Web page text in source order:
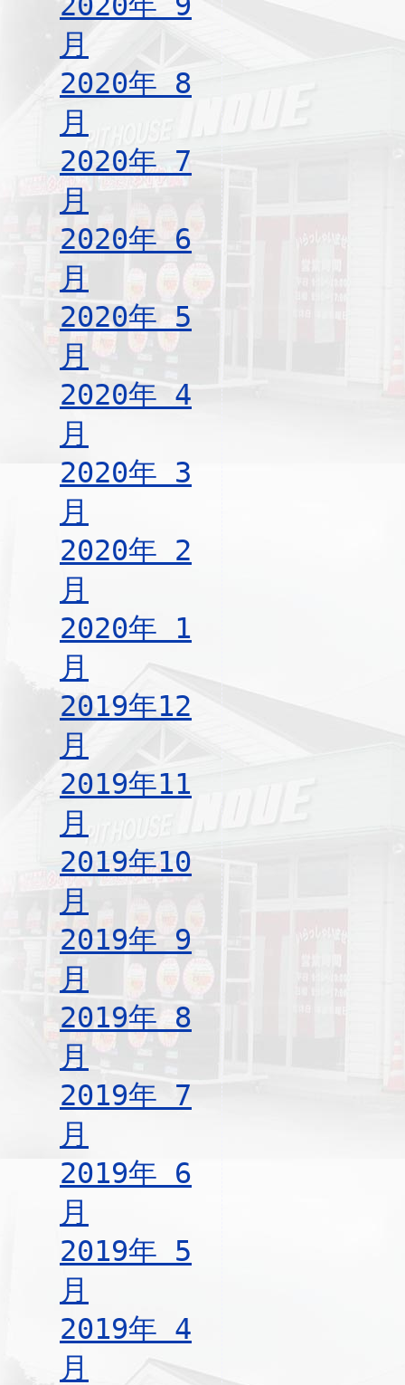
月
2020年 8
月
2020年 7
月
2020年 6
月
2020年 5
月
2020年 4
月
2020年 3
月
2020年 2
月
2020年 1
月
2019年12
月
2019年11
月
2019年10
月
2019年 9
月
2019年 8
月
2019年 7
月
2019年 6
月
2019年 5
月
2019年 4
月